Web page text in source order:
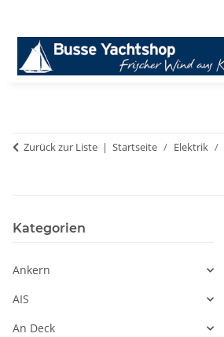
Zurück zur Liste Startseite Elektrik
Kategorien
Ankern
AIS
An Deck